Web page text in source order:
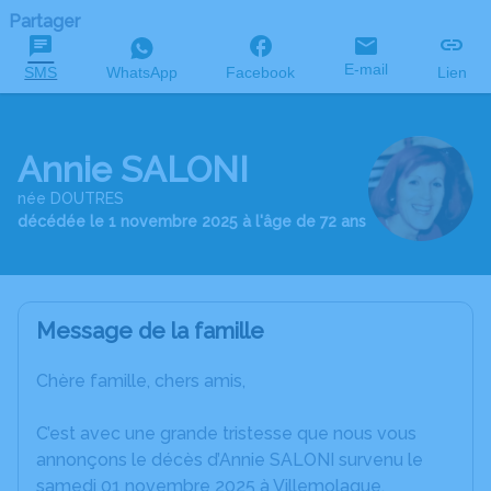
Partager
SMS WhatsApp Facebook E-mail Lien
Annie SALONI
née DOUTRES
décédée le 1 novembre 2025 à l'âge de 72 ans
Message de la famille
Chère famille, chers amis,
C’est avec une grande tristesse que nous vous
annonçons le décès d’Annie SALONI survenu le
samedi 01 novembre 2025 à Villemolaque.